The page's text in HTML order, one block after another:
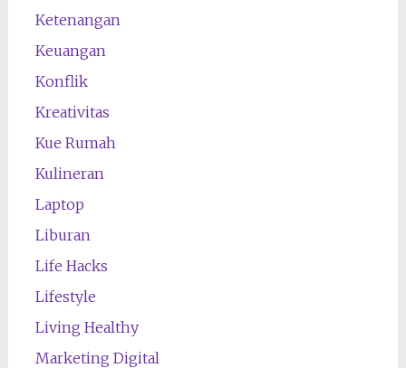
Ketenangan
Keuangan
Konflik
Kreativitas
Kue Rumah
Kulineran
Laptop
Liburan
Life Hacks
Lifestyle
Living Healthy
Marketing Digital